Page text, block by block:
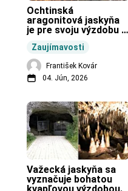
Zaujímavosti
Ochtinská
aragonitová jaskyňa
je pre svoju výzdobu
vo svete.
František Kovár
04. Jún, 2026
Važecká jaskyňa sa
vyznačuje bohatou
kvapľovou výzdobou.